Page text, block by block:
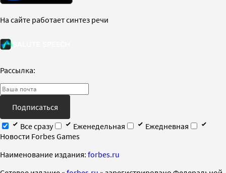
На сайте работает синтез речи
Рассылка:
Подписаться
Все сразу
Еженедельная
Ежедневная
Новости Forbes Games
Наименование издания: forbes.ru